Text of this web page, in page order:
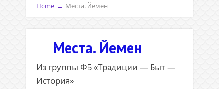
Home → Места. Йемен
Места. Йемен
Из группы ФБ «Традиции — Быт —
История»